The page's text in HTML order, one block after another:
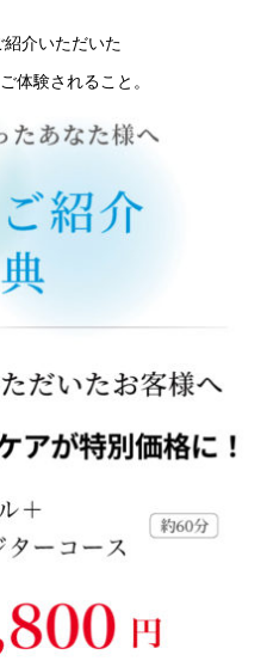
介いただいた
体験されること。